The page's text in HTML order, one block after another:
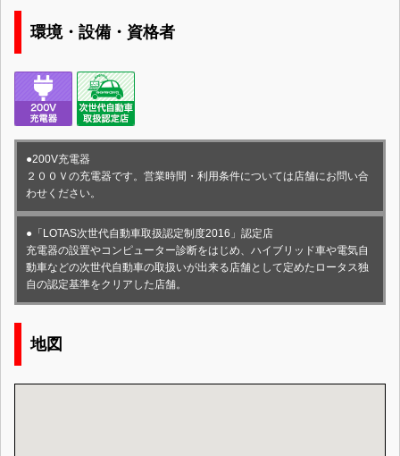
環境・設備・資格者
●200V充電器
２００Ｖの充電器です。営業時間・利用条件については店舗にお問い合
わせください。
●「LOTAS次世代自動車取扱認定制度2016」認定店
充電器の設置やコンピューター診断をはじめ、ハイブリッド車や電気自
動車などの次世代自動車の取扱いが出来る店舗として定めたロータス独
自の認定基準をクリアした店舗。
地図